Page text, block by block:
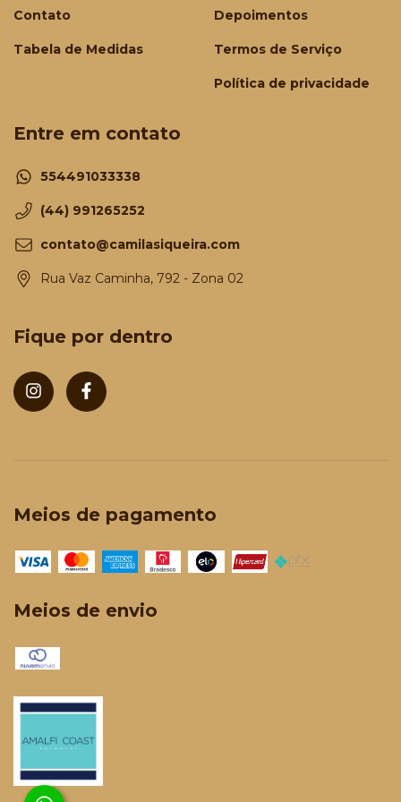
Contato
Tabela de Medidas
Depoimentos
Termos de Serviço
Política de privacidade
Entre em contato
554491033338
(44) 991265252
contato@camilasiqueira.com
Rua Vaz Caminha, 792 - Zona 02
Fique por dentro
Meios de pagamento
Meios de envio